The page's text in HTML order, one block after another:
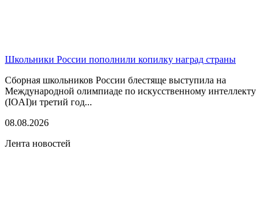
Школьники России пополнили копилку наград страны
Сборная школьников России блестяще выступила на
Международной олимпиаде по искусственному интеллекту
(IOAI)и третий год...
08.08.2026
Лента новостей